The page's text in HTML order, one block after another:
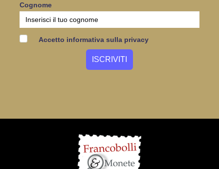
Cognome
Accetto informativa sulla privacy